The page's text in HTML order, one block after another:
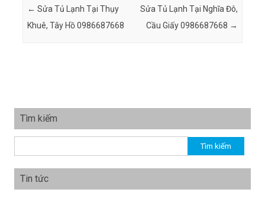
Post navigation
← Sửa Tủ Lạnh Tại Thụy
Khuê, Tây Hồ 0986687668
Sửa Tủ Lạnh Tại Nghĩa Đô,
Cầu Giấy 0986687668 →
Tìm kiếm
Tin tức